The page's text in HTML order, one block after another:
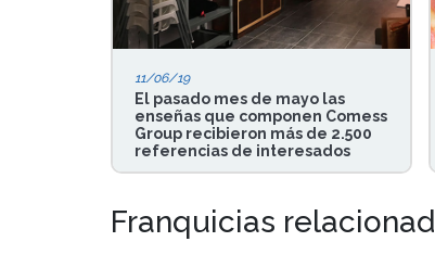
11/06/19
El pasado mes de mayo las
enseñas que componen Comess
Group recibieron más de 2.500
referencias de interesados
Franquicias